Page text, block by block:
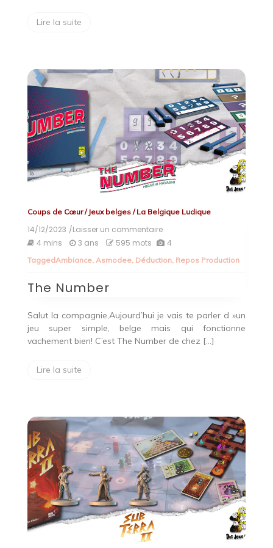
Lire la suite
Coups de Cœur/ Jeux belges/La Belgique Ludique
14/12/2023 /Laisser un commentaireon
The
4 mins 3 ans 595 mots 4
TaggedAmbiance, Asmodee, Déduction, Repos Production
The Number
Salut la compagnie,Aujourd’hui je vais te parler d »un
jeu super simple, belge mais qui fonctionne
vachement bien! C’est The Number de chez […]
Lire la suite